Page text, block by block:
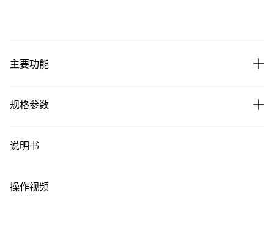
主要功能
规格参数
说明书
操作视频